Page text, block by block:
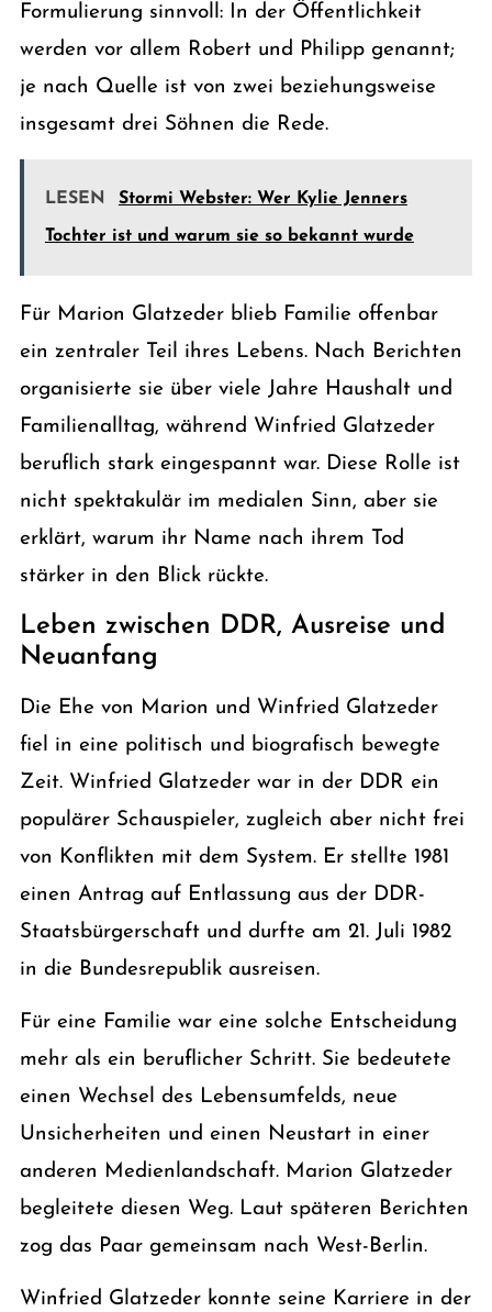
Formulierung sinnvoll: In der Öffentlichkeit
werden vor allem Robert und Philipp genannt;
je nach Quelle ist von zwei beziehungsweise
insgesamt drei Söhnen die Rede.
LESEN Stormi Webster: Wer Kylie Jenners
Tochter ist und warum sie so bekannt wurde
Für Marion Glatzeder blieb Familie offenbar
ein zentraler Teil ihres Lebens. Nach Berichten
organisierte sie über viele Jahre Haushalt und
Familienalltag, während Winfried Glatzeder
beruflich stark eingespannt war. Diese Rolle ist
nicht spektakulär im medialen Sinn, aber sie
erklärt, warum ihr Name nach ihrem Tod
stärker in den Blick rückte.
Leben zwischen DDR, Ausreise und
Neuanfang
Die Ehe von Marion und Winfried Glatzeder
fiel in eine politisch und biografisch bewegte
Zeit. Winfried Glatzeder war in der DDR ein
populärer Schauspieler, zugleich aber nicht frei
von Konflikten mit dem System. Er stellte 1981
einen Antrag auf Entlassung aus der DDR-
Staatsbürgerschaft und durfte am 21. Juli 1982
in die Bundesrepublik ausreisen.
Für eine Familie war eine solche Entscheidung
mehr als ein beruflicher Schritt. Sie bedeutete
einen Wechsel des Lebensumfelds, neue
Unsicherheiten und einen Neustart in einer
anderen Medienlandschaft. Marion Glatzeder
begleitete diesen Weg. Laut späteren Berichten
zog das Paar gemeinsam nach West-Berlin.
Winfried Glatzeder konnte seine Karriere in der